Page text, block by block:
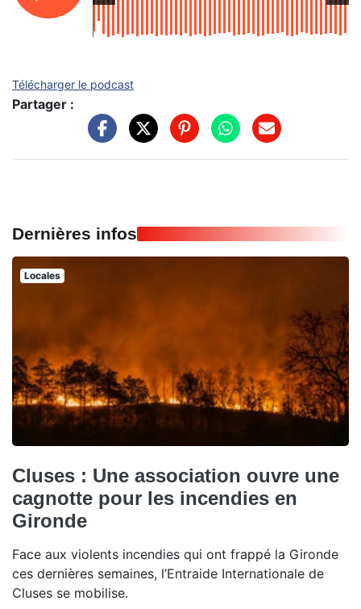
Télécharger le podcast
Partager :
Dernières infos
Locales
Cluses : Une association ouvre une
cagnotte pour les incendies en
Gironde
Face aux violents incendies qui ont frappé la Gironde
ces dernières semaines, l’Entraide Internationale de
Cluses se mobilise.